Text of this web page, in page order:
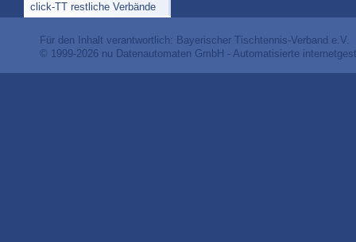
click-TT restliche Verbände
Für den Inhalt verantwortlich: Bayerischer Tischtennis-Verband e.V.
© 1999-2026 nu Datenautomaten GmbH - Automatisierte